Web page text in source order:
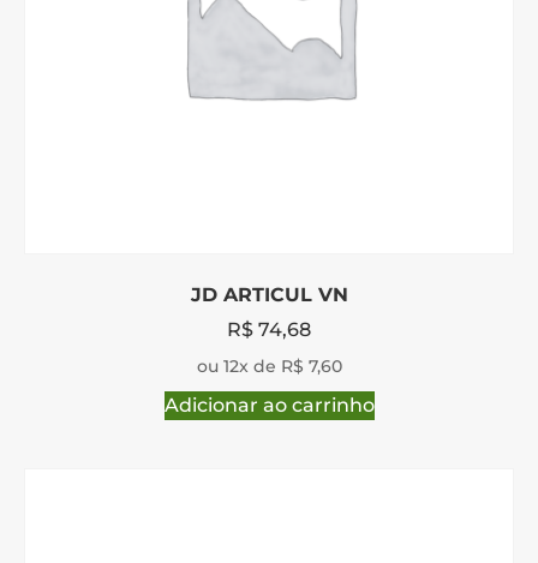
JD ARTICUL VN
R$ 74,68
ou 12x de R$ 7,60
Adicionar ao carrinho